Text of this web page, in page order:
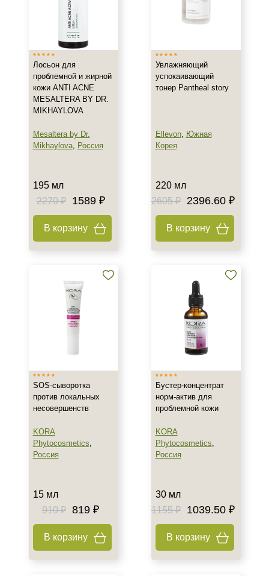
Лосьон для
проблемной и жирной
кожи ANTI ACNE
MESALTERA BY DR.
MIKHAYLOVA
Mesaltera by Dr.
Mikhaylova, Россия
195 мл
2270 ₽
1589 ₽
В корзину
Увлажняющий
успокаивающий
тонер Pantheal story
Ellevon, Южная
Корея
220 мл
2605 ₽
2396.60 ₽
В корзину
SOS-сыворотка
против локальных
несовершенств
KORA
Phytocosmetics,
Россия
15 мл
910 ₽ 819 ₽
В корзину
Бустер-концентрат
норм-актив для
проблемной кожи
KORA
Phytocosmetics,
Россия
30 мл
1155 ₽
1039.50 ₽
В корзину